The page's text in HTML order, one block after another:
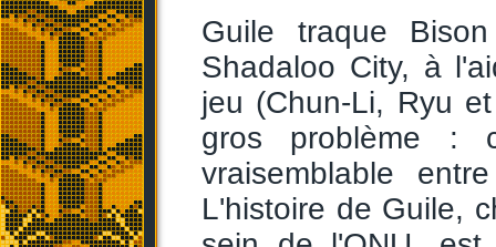
Guile traque
Shadaloo City, à
jeu (Chun-Li, Ryu
gros problème :
vraisemblable
L'histoire de Guile,